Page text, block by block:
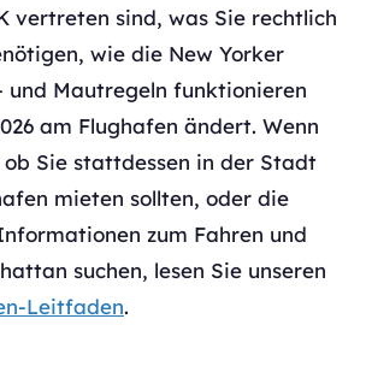
vertreten sind, was Sie rechtlich
wie die New Yorker
und Mautregeln funktionieren
am Flughafen ändert. Wenn
ob Sie stattdessen in der Stadt
mieten sollten, oder die
zum Fahren und
suchen, lesen Sie unseren
Leitfaden.